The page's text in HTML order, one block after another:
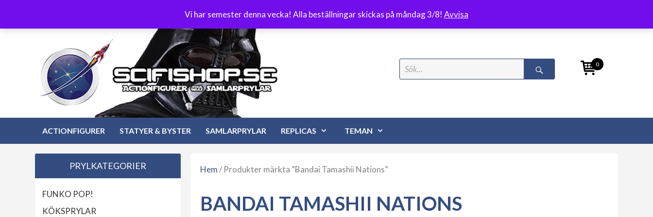
Vi har semester denna vecka! Alla beställningar skickas på måndag 3/8! Avvisa
innehåll
Öppet köp 30 dagar Frakt 89 kr
Search
for:
0
ACTIONFIGURER STATYER & BYSTER SAMLARPRYLAR REPLICAS TEMAN
Hem/ Produkter märkta ”Bandai Tamashii Nations”
BANDAI TAMASHII NATIONS
PRYLKATEGORIER
FUNKO POP!
KÖKSPRYLAR